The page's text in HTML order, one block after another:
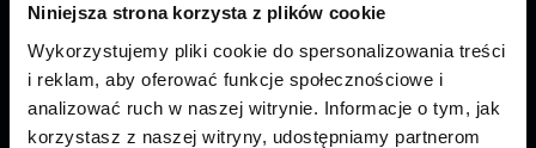
Niniejsza strona korzysta z plików cookie
Wykorzystujemy pliki cookie do spersonalizowania treści
i reklam, aby oferować funkcje społecznościowe i
analizować ruch w naszej witrynie. Informacje o tym, jak
korzystasz z naszej witryny, udostępniamy partnerom
Odwiedź nas